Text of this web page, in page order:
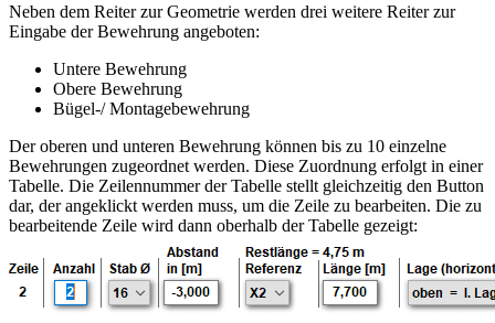
Neben dem Reiter zur Geometrie werden drei weitere Reiter zur
Eingabe der Bewehrung angeboten:
Untere Bewehrung
Obere Bewehrung
Bügel-/ Montagebewehrung
Der oberen und unteren Bewehrung können bis zu 10 einzelne
Bewehrungen zugeordnet werden. Diese Zuordnung erfolgt in einer
Tabelle. Die Zeilennummer der Tabelle stellt gleichzeitig den Button
dar, der angeklickt werden muss, um die Zeile zu bearbeiten. Die zu
bearbeitende Zeile wird dann oberhalb der Tabelle gezeigt: